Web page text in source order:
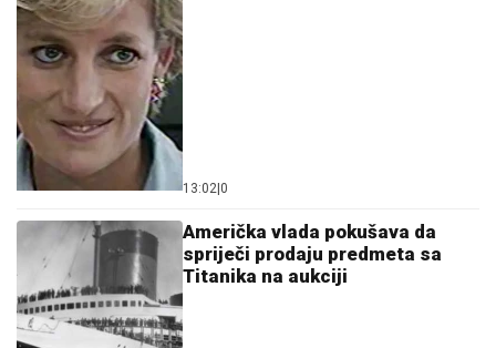
13:02 0
Američka vlada pokušava da
spriječi prodaju predmeta sa
Titanika na aukciji